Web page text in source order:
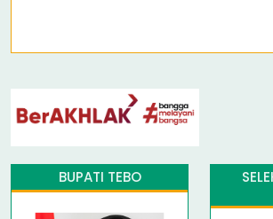
BUPATI TEBO